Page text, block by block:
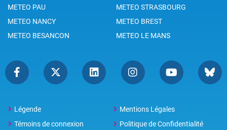
METEO PAU
METEO STRASBOURG
METEO NANCY
METEO BREST
METEO BESANCON
METEO LE MANS
Légende
Mentions Légales
Témoins de connexion
Politique de Confidentialité